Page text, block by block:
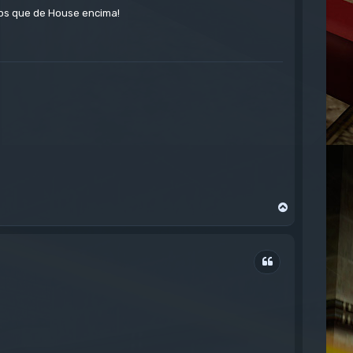
que de House encima!
Citar